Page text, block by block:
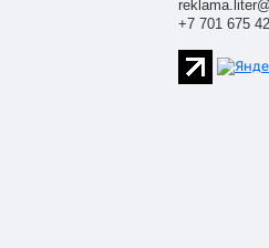
+7 701 675